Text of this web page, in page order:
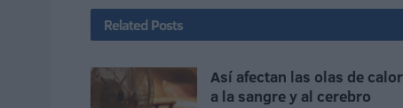
Related Posts
Así afectan las olas de calor
a la sangre y al cerebro